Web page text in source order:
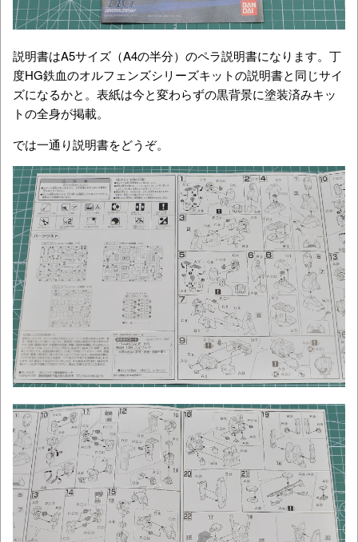
説明書はA5サイズ（A4の半分）のペラ説明書になります。丁
度HG鉄血のオルフェンズシリーズキットの説明書と同じサイ
ズになるかと。表紙は今と変わらずの黒背景に塗装済みキッ
トの全身が掲載。
では一通り説明書をどうぞ。